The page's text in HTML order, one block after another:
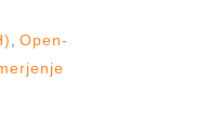
, Open-